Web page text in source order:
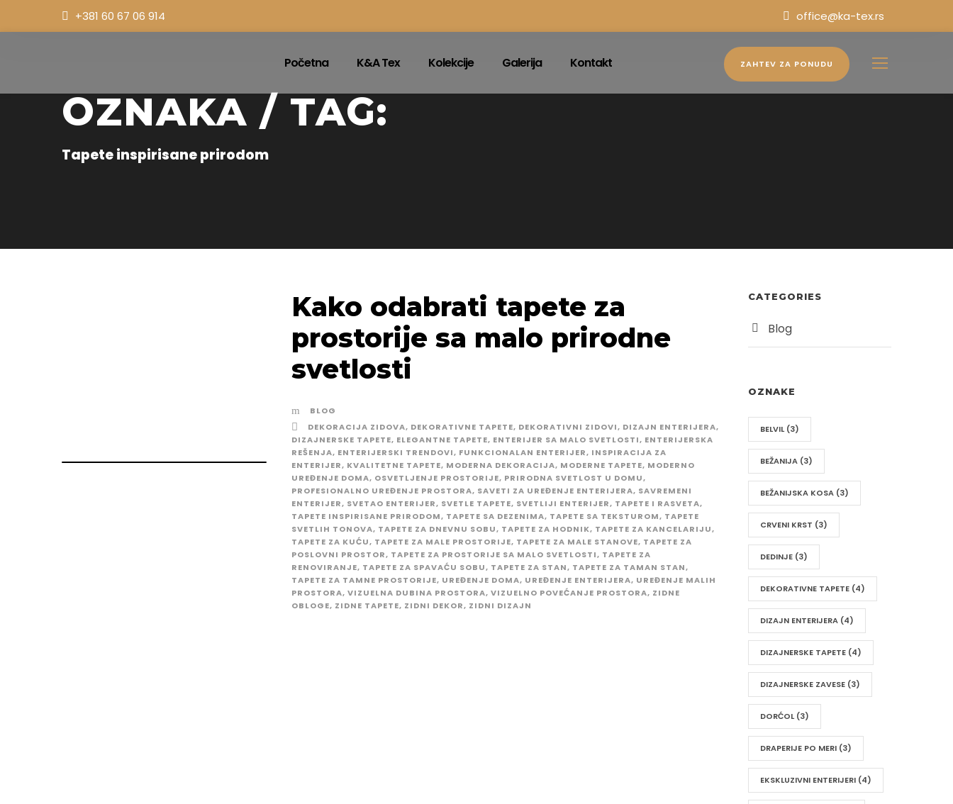
+381 60 67 06 914 office@ka-tex.rs
Početna K&A Tex Kolekcije Galerija Kontakt ZAHTEV ZA PONUDU
OZNAKA / TAG:
Tapete inspirisane prirodom
Kako odabrati tapete za
prostorije sa malo prirodne
svetlosti
BLOG
DEKORACIJA ZIDOVA, DEKORATIVNE TAPETE, DEKORATIVNI ZIDOVI, DIZAJN ENTERIJERA,
DIZAJNERSKE TAPETE, ELEGANTNE TAPETE, ENTERIJER SA MALO SVETLOSTI, ENTERIJERSKA
REŠENJA, ENTERIJERSKI TRENDOVI, FUNKCIONALAN ENTERIJER, INSPIRACIJA ZA
ENTERIJER, KVALITETNE TAPETE, MODERNA DEKORACIJA, MODERNE TAPETE, MODERNO
UREĐENJE DOMA, OSVETLJENJE PROSTORIJE, PRIRODNA SVETLOST U DOMU,
PROFESIONALNO UREĐENJE PROSTORA, SAVETI ZA UREĐENJE ENTERIJERA, SAVREMENI
ENTERIJER, SVETAO ENTERIJER, SVETLE TAPETE, SVETLIJI ENTERIJER, TAPETE I RASVETA,
TAPETE INSPIRISANE PRIRODOM, TAPETE SA DEZENIMA, TAPETE SA TEKSTUROM, TAPETE
SVETLIH TONOVA, TAPETE ZA DNEVNU SOBU, TAPETE ZA HODNIK, TAPETE ZA KANCELARIJU,
TAPETE ZA KUĆU, TAPETE ZA MALE PROSTORIJE, TAPETE ZA MALE STANOVE, TAPETE ZA
POSLOVNI PROSTOR, TAPETE ZA PROSTORIJE SA MALO SVETLOSTI, TAPETE ZA
RENOVIRANJE, TAPETE ZA SPAVAĆU SOBU, TAPETE ZA STAN, TAPETE ZA TAMAN STAN,
TAPETE ZA TAMNE PROSTORIJE, UREĐENJE DOMA, UREĐENJE ENTERIJERA, UREĐENJE MALIH
PROSTORA, VIZUELNA DUBINA PROSTORA, VIZUELNO POVEĆANJE PROSTORA, ZIDNE
OBLOGE, ZIDNE TAPETE, ZIDNI DEKOR, ZIDNI DIZAJN
CATEGORIES
Blog
OZNAKE
BELVIL (3)
BEŽANIJA (3)
BEŽANIJSKA KOSA (3)
CRVENI KRST (3)
DEDINJE (3)
DEKORATIVNE TAPETE (4)
DIZAJN ENTERIJERA (4)
DIZAJNERSKE TAPETE (4)
DIZAJNERSKE ZAVESE (3)
DORĆOL (3)
DRAPERIJE PO MERI (3)
EKSKLUZIVNI ENTERIJERI (4)